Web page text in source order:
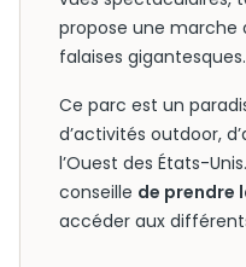
propose une marche
falaises gigantesques.
Ce parc est un
d’activités outdoor,
l’Ouest des États-
conseille de prendre
accéder aux